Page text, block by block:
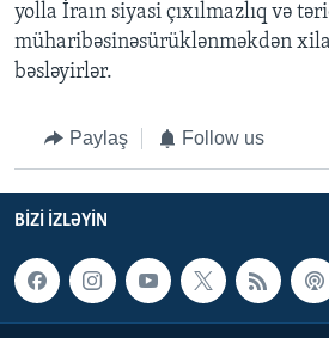
yolla İraın siyasi çıxılmazlıq və
müharibəsinəsürüklənməkdən
bəsləyirlər.
Paylaş Follow us
BIZI IZLƏYIN